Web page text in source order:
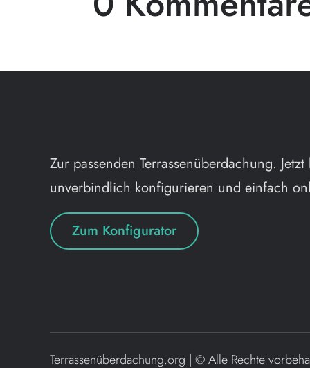
Zur passenden Terrassenüberdachung.
unverbindlich konfigurieren und einfach
Zum Konfigurator
Terrassenüberdachung.org | ©Alle Rechte